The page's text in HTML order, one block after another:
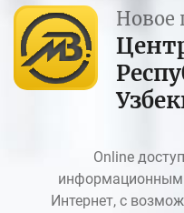
Новое
Online
информационным
Интернет, с